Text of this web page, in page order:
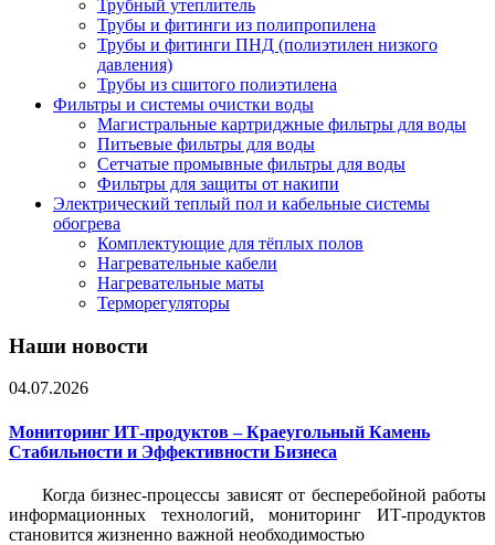
Трубный утеплитель
Трубы и фитинги из полипропилена
Трубы и фитинги ПНД (полиэтилен низкого
давления)
Трубы из сшитого полиэтилена
Фильтры и системы очистки воды
Магистральные картриджные фильтры для воды
Питьевые фильтры для воды
Сетчатые промывные фильтры для воды
Фильтры для защиты от накипи
Электрический теплый пол и кабельные системы
обогрева
Комплектующие для тёплых полов
Нагревательные кабели
Нагревательные маты
Терморегуляторы
Наши новости
04.07.2026
Мониторинг ИТ-продуктов – Краеугольный Камень
Стабильности и Эффективности Бизнеса
Когда бизнес-процессы зависят от бесперебойной работы
информационных технологий, мониторинг ИТ-продуктов
становится жизненно важной необходимостью